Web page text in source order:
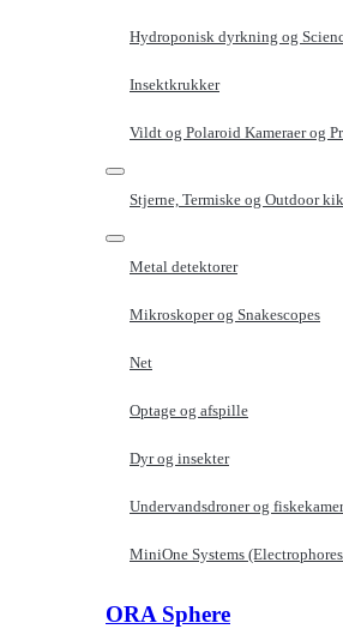
Hydroponisk dyrkning og
Insektkrukker
Vildt og Polaroid Kameraer og
Stjerne, Termiske og Outdoor
Metal detektorer
Mikroskoper og Snakescopes
Net
Optage og afspille
Dyr og insekter
Undervandsdroner og
MiniOne Systems
ORA Sphere